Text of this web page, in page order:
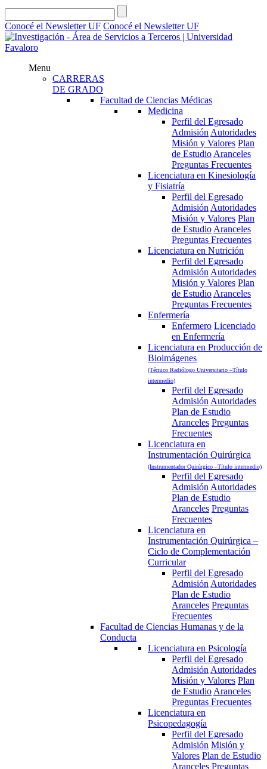
Conocé el Newsletter UF Conocé el Newsletter UF
Menu
CARRERAS
DE GRADO
Facultad de Ciencias Médicas
Medicina
Perfil del Egresado
Admisión Autoridades
Misión y Valores Plan
de Estudio Aranceles
Preguntas Frecuentes
Licenciatura en Kinesiología
y Fisiatría
Perfil del Egresado
Admisión Autoridades
Misión y Valores Plan
de Estudio Aranceles
Preguntas Frecuentes
Licenciatura en Nutrición
Perfil del Egresado
Admisión Autoridades
Misión y Valores Plan
de Estudio Aranceles
Preguntas Frecuentes
Enfermería
Enfermero Licenciado
en Enfermería
Licenciatura en Producción de
Bioimágenes
(Técnico Radiólogo Universitario –Título
intermedio)
Perfil del Egresado
Admisión Autoridades
Plan de Estudio
Aranceles Preguntas
Frecuentes
Licenciatura en
Instrumentación Quirúrgica
(Instrumentador Quirúrgico –Título intermedio)
Perfil del Egresado
Admisión Autoridades
Plan de Estudio
Aranceles Preguntas
Frecuentes
Licenciatura en
Instrumentación Quirúrgica –
Ciclo de Complementación
Curricular
Perfil del Egresado
Admisión Autoridades
Plan de Estudio
Aranceles Preguntas
Frecuentes
Facultad de Ciencias Humanas y de la
Conducta
Licenciatura en Psicología
Perfil del Egresado
Admisión Autoridades
Misión y Valores Plan
de Estudio Aranceles
Preguntas Frecuentes
Licenciatura en
Psicopedagogía
Perfil del Egresado
Admisión Misión y
Valores Plan de Estudio
Aranceles Preguntas